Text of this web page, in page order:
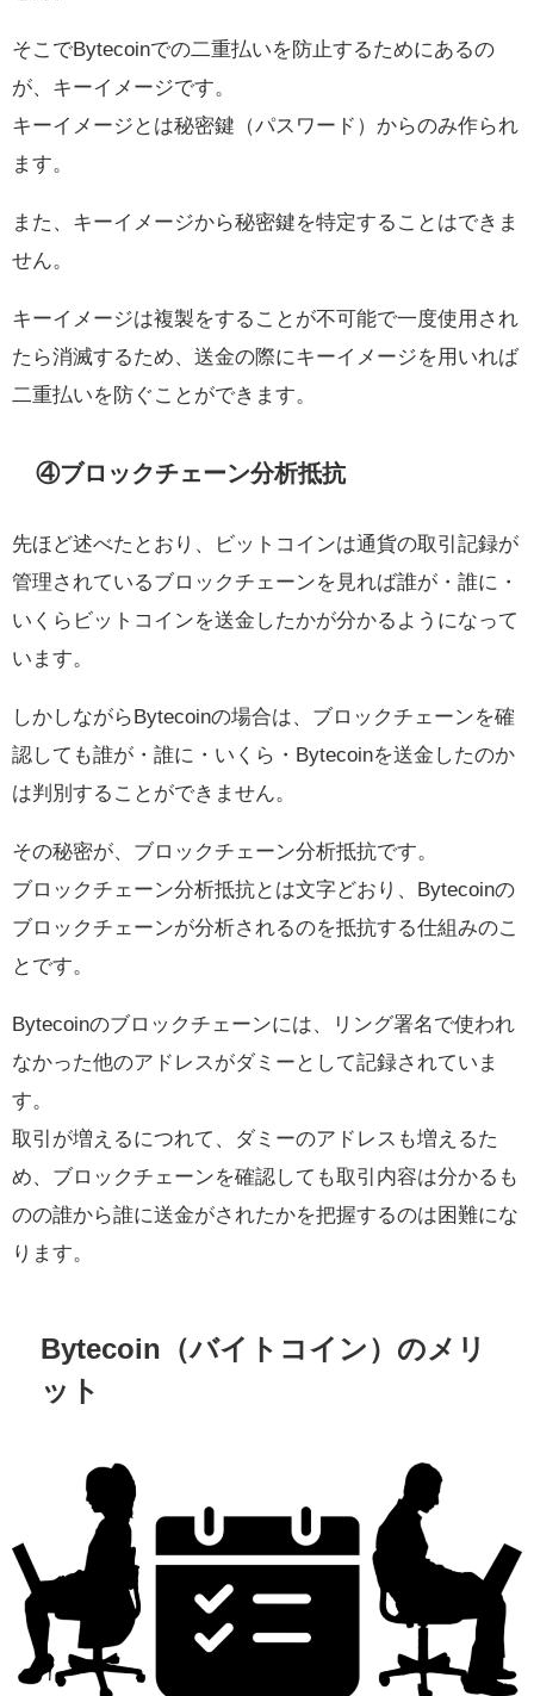
そこでBytecoinでの二重払いを防止するためにあるの
が、キーイメージです。
キーイメージとは秘密鍵（パスワード）からのみ作られ
ます。
また、キーイメージから秘密鍵を特定することはできま
せん。
キーイメージは複製をすることが不可能で一度使用され
たら消滅するため、送金の際にキーイメージを用いれば
二重払いを防ぐことができます。
④ブロックチェーン分析抵抗
先ほど述べたとおり、ビットコインは通貨の取引記録が
管理されているブロックチェーンを見れば誰が・誰に・
いくらビットコインを送金したかが分かるようになって
います。
しかしながらBytecoinの場合は、ブロックチェーンを確
認しても誰が・誰に・いくら・Bytecoinを送金したのか
は判別することができません。
その秘密が、ブロックチェーン分析抵抗です。
ブロックチェーン分析抵抗とは文字どおり、Bytecoinの
ブロックチェーンが分析されるのを抵抗する仕組みのこ
とです。
Bytecoinのブロックチェーンには、リング署名で使われ
なかった他のアドレスがダミーとして記録されていま
す。
取引が増えるにつれて、ダミーのアドレスも増えるた
め、ブロックチェーンを確認しても取引内容は分かるも
のの誰から誰に送金がされたかを把握するのは困難にな
ります。
Bytecoin（バイトコイン）のメリ
ット